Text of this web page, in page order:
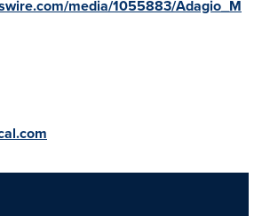
media/1055883/Adagio_M